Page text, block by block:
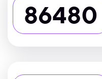
86480